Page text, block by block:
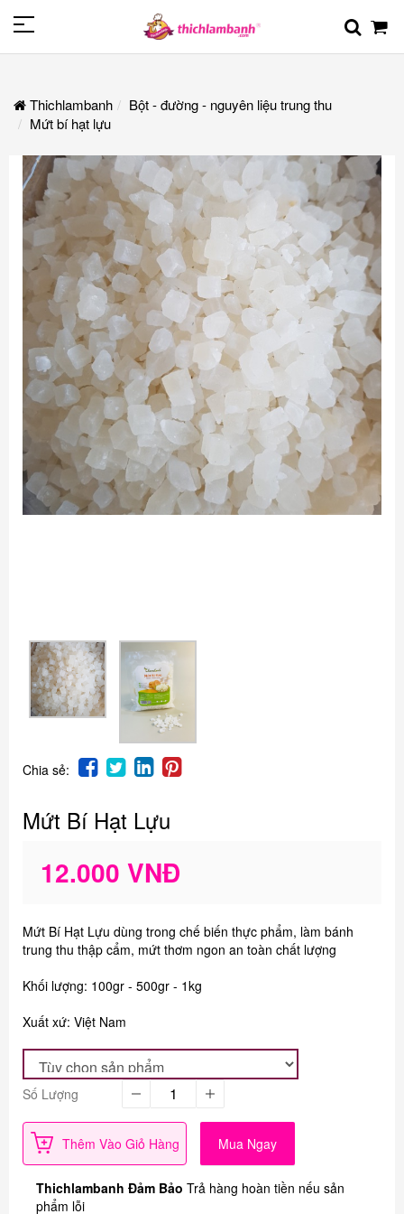
Thichlambanh
Bột - đường - nguyên liệu trung thu
Mứt bí hạt lựu
Chia sẻ:
Mứt Bí Hạt Lựu
12.000 VNĐ
Mứt Bí Hạt Lựu dùng trong chế biến thực phẩm, làm bánh
trung thu thập cẩm, mứt thơm ngon an toàn chất lượng
Khối lượng: 100gr - 500gr - 1kg
Xuất xứ: Việt Nam
Số Lượng
Thêm Vào Giỏ Hàng Mua Ngay
Thichlambanh Đảm Bảo Trả hàng hoàn tiền nếu sản
phẩm lỗi